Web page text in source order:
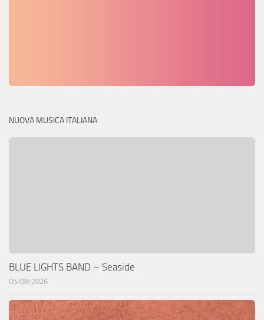
NUOVA MUSICA ITALIANA
BLUE LIGHTS BAND – Seaside
05/08/2026